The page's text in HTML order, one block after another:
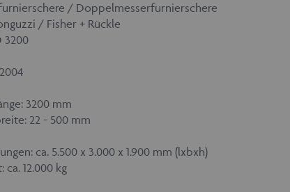
/ Doppelmesserfurnierschere
/ Fisher + Rückle
3200
3200 mm
22 - 500 mm
ca. 5.500 x 3.000 x 1.900 mm (lxbxh)
ca. 12.000 kg